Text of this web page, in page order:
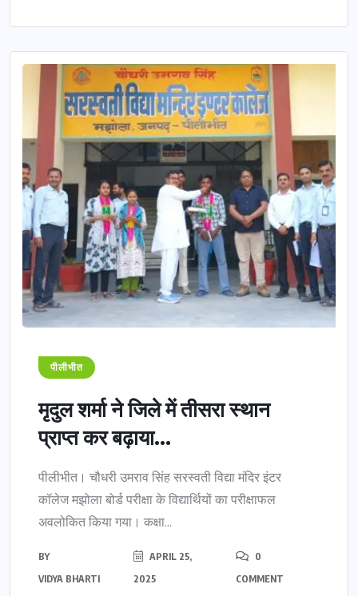
पीलीभीत
मृदुल शर्मा ने जिले में तीसरा स्थान
प्राप्त कर बढ़ाया...
पीलीभीत। चौधरी उमराव सिंह सरस्वती विद्या मंदिर इंटर
कॉलेज मझोला बोर्ड परीक्षा के विद्यार्थियों का परीक्षाफल
अवलोकित किया गया। कक्षा...
BY
VIDYA BHARTI
APRIL 25,
2025
0
COMMENT